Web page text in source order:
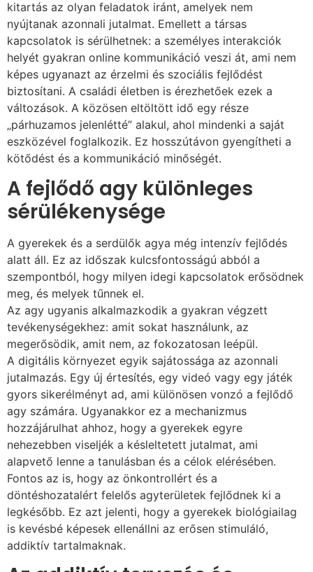
kitartás az olyan feladatok iránt, amelyek nem
nyújtanak azonnali jutalmat. Emellett a társas
kapcsolatok is sérülhetnek: a személyes interakciók
helyét gyakran online kommunikáció veszi át, ami nem
képes ugyanazt az érzelmi és szociális fejlődést
biztosítani. A családi életben is érezhetőek ezek a
változások. A közösen eltöltött idő egy része
„párhuzamos jelenlétté” alakul, ahol mindenki a saját
eszközével foglalkozik. Ez hosszútávon gyengítheti a
kötődést és a kommunikáció minőségét.
A fejlődő agy különleges
sérülékenysége
A gyerekek és a serdülők agya még intenzív fejlődés
alatt áll. Ez az időszak kulcsfontosságú abból a
szempontból, hogy milyen idegi kapcsolatok erősödnek
meg, és melyek tűnnek el.
Az agy ugyanis alkalmazkodik a gyakran végzett
tevékenységekhez: amit sokat használunk, az
megerősödik, amit nem, az fokozatosan leépül.
A digitális környezet egyik sajátossága az azonnali
jutalmazás. Egy új értesítés, egy videó vagy egy játék
gyors sikerélményt ad, ami különösen vonzó a fejlődő
agy számára. Ugyanakkor ez a mechanizmus
hozzájárulhat ahhoz, hogy a gyerekek egyre
nehezebben viseljék a késleltetett jutalmat, ami
alapvető lenne a tanulásban és a célok elérésében.
Fontos az is, hogy az önkontrollért és a
döntéshozatalért felelős agyterületek fejlődnek ki a
legkésőbb. Ez azt jelenti, hogy a gyerekek biológiailag
is kevésbé képesek ellenállni az erősen stimuláló,
addiktív tartalmaknak.